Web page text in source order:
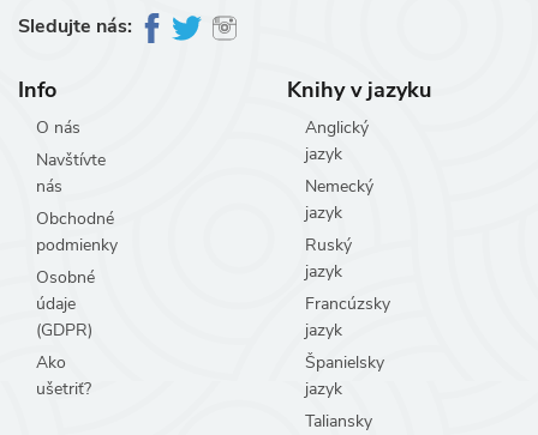
Sledujte nás:
Info
O nás
Navštívte
nás
Obchodné
podmienky
Osobné
údaje
(GDPR)
Ako
ušetriť?
Knihy v jazyku
Anglický
jazyk
Nemecký
jazyk
Ruský
jazyk
Francúzsky
jazyk
Španielsky
jazyk
Taliansky